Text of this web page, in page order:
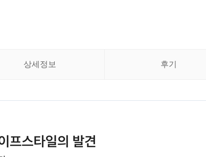
상세정보 후기